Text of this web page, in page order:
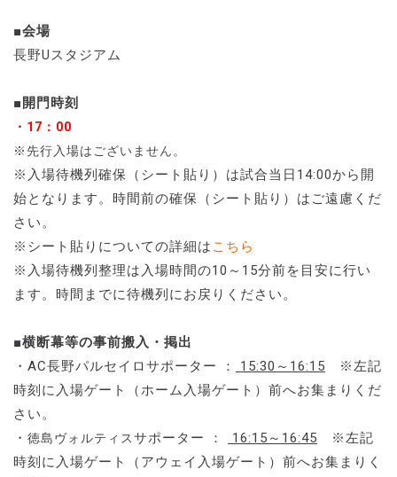
■会場
長野Uスタジアム
■開門時刻
・17：00
※先行入場はございません。
※入場待機列確保（シート貼り）は試合当日14:00から開
始となります。時間前の確保（シート貼り）はご遠慮くだ
さい。
※シート貼りについての詳細は こちら
※入場待機列整理は入場時間の10～15分前を目安に行い
ます。時間までに待機列にお戻りください。
■横断幕等の事前搬入・掲出
・AC長野パルセイロサポーター ：
15:30～16:15 ※左記
時刻に入場ゲート（ホーム入場ゲート）前へお集まりくだ
さい。
・ 徳島ヴォルティスサポーター ： 16:15～16:45 ※左記
時刻に入場ゲート（アウェイ入場ゲート）前へお集まりく